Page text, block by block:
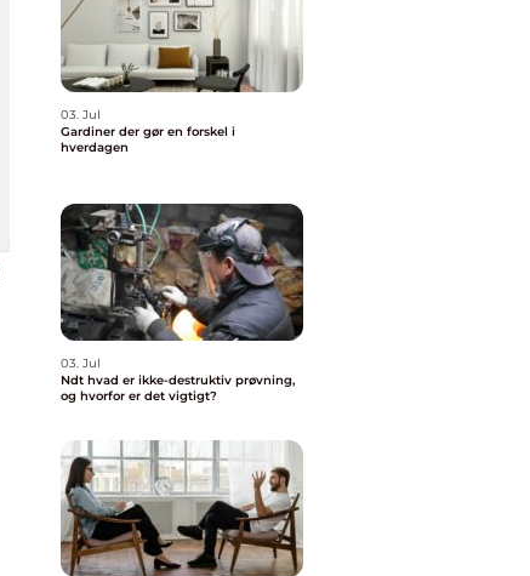
03. Jul
Gardiner der gør en forskel i
hverdagen
03. Jul
Ndt hvad er ikke-destruktiv prøvning,
og hvorfor er det vigtigt?